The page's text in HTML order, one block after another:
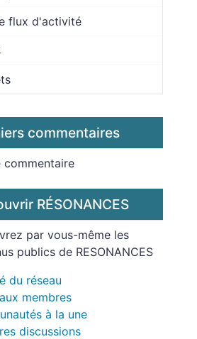
flux d'activité
commentaires
commentaire
RÉSONANCES
par vous-même les
publics de RESONANCES
du réseau
membres
à la une
discussions